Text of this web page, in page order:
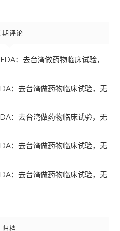
期评论
：去台湾做药物临床试验，
：去台湾做药物临床试验，无
：去台湾做药物临床试验，无
：去台湾做药物临床试验，无
：去台湾做药物临床试验，无
归档